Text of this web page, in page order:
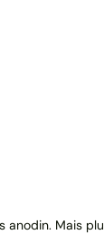
anodin. Mais